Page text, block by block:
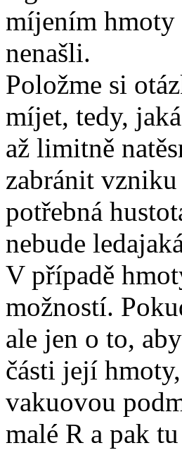
míjením hmoty
nenašli.
Položme si
míjet, tedy,
až limitně
zabránit
potřebná
nebude
V případě
možností.
ale jen o to,
části její
vakuovou
malé R a pak